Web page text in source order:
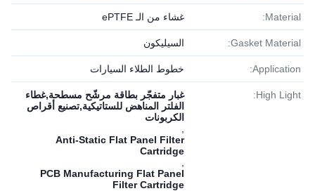
Material: غشاء من الـ ePTFE
Gasket Material: السيليكون
Application: خطوط الطلاء السيارات
High Light:
غبار متفجّر بطاقة مرشّح مسطحة,غطاء
الفلتر المناهض للستاتيكية,تصنيع أقراص
الكربونات
Anti-Static Flat Panel Filter
Cartridge
PCB Manufacturing Flat Panel
Filter Cartridge